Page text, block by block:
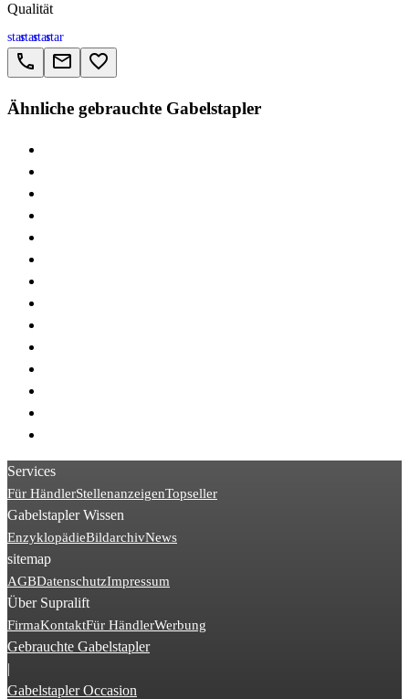
Qualität
starstarstarstar
call email favorite_border
Ähnliche gebrauchte Gabelstapler
Services
Für HändlerStellenanzeigenTopseller
Gabelstapler Wissen
EnzyklopädieBildarchivNews
sitemap
AGBDatenschutzImpressum
Über Supralift
FirmaKontaktFür HändlerWerbung
Gebrauchte Gabelstapler
|
Gabelstapler Occasion